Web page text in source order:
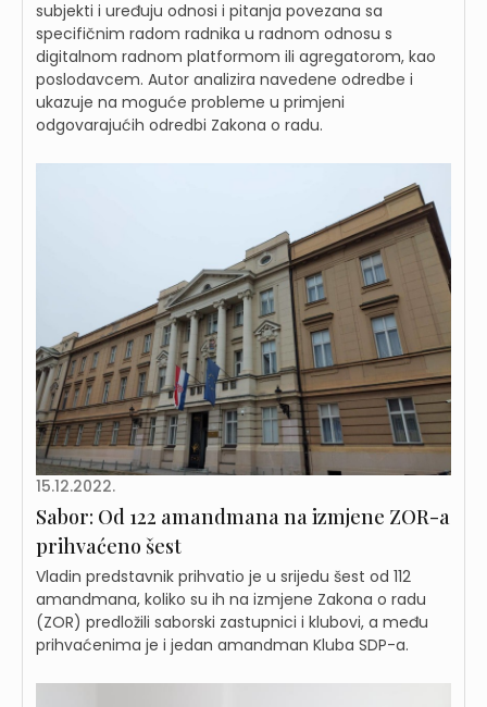
subjekti i uređuju odnosi i pitanja povezana sa
specifičnim radom radnika u radnom odnosu s
digitalnom radnom platformom ili agregatorom, kao
poslodavcem. Autor analizira navedene odredbe i
ukazuje na moguće probleme u primjeni
odgovarajućih odredbi Zakona o radu.
15.12.2022.
Sabor: Od 122 amandmana na izmjene ZOR-a
prihvaćeno šest
Vladin predstavnik prihvatio je u srijedu šest od 112
amandmana, koliko su ih na izmjene Zakona o radu
(ZOR) predložili saborski zastupnici i klubovi, a među
prihvaćenima je i jedan amandman Kluba SDP-a.